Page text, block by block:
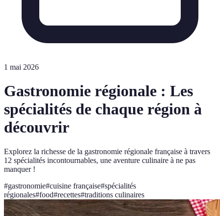
1 mai 2026
Gastronomie régionale : Les
spécialités de chaque région à
découvrir
Explorez la richesse de la gastronomie régionale française à travers
12 spécialités incontournables, une aventure culinaire à ne pas
manquer !
#gastronomie#cuisine française#spécialités
régionales#food#recettes#traditions culinaires